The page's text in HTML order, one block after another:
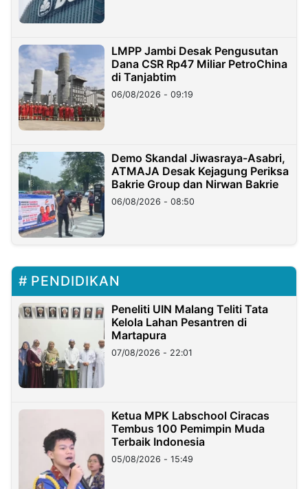
LMPP Jambi Desak Pengusutan
Dana CSR Rp47 Miliar PetroChina
di Tanjabtim
06/08/2026 - 09:19
Demo Skandal Jiwasraya-Asabri,
ATMAJA Desak Kejagung Periksa
Bakrie Group dan Nirwan Bakrie
06/08/2026 - 08:50
PENDIDIKAN
Peneliti UIN Malang Teliti Tata
Kelola Lahan Pesantren di
Martapura
07/08/2026 - 22:01
Ketua MPK Labschool Ciracas
Tembus 100 Pemimpin Muda
Terbaik Indonesia
05/08/2026 - 15:49